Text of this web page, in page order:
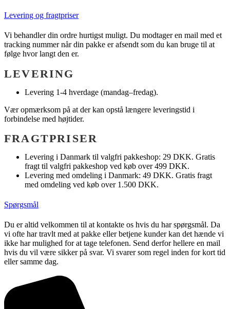
Levering og fragtpriser
Vi behandler din ordre hurtigst muligt. Du modtager en mail med et
tracking nummer når din pakke er afsendt som du kan bruge til at
følge hvor langt den er.
LEVERING
Levering 1-4 hverdage (mandag–fredag).
Vær opmærksom på at der kan opstå længere leveringstid i
forbindelse med højtider.
FRAGTPRISER
Levering i Danmark til valgfri pakkeshop: 29 DKK. Gratis
fragt til valgfri pakkeshop ved køb over 499 DKK.
Levering med omdeling i Danmark: 49 DKK. Gratis fragt
med omdeling ved køb over 1.500 DKK.
Spørgsmål
Du er altid velkommen til at kontakte os hvis du har spørgsmål. Da
vi ofte har travlt med at pakke eller betjene kunder kan det hænde vi
ikke har mulighed for at tage telefonen. Send derfor hellere en mail
hvis du vil være sikker på svar. Vi svarer som regel inden for kort tid
eller samme dag.